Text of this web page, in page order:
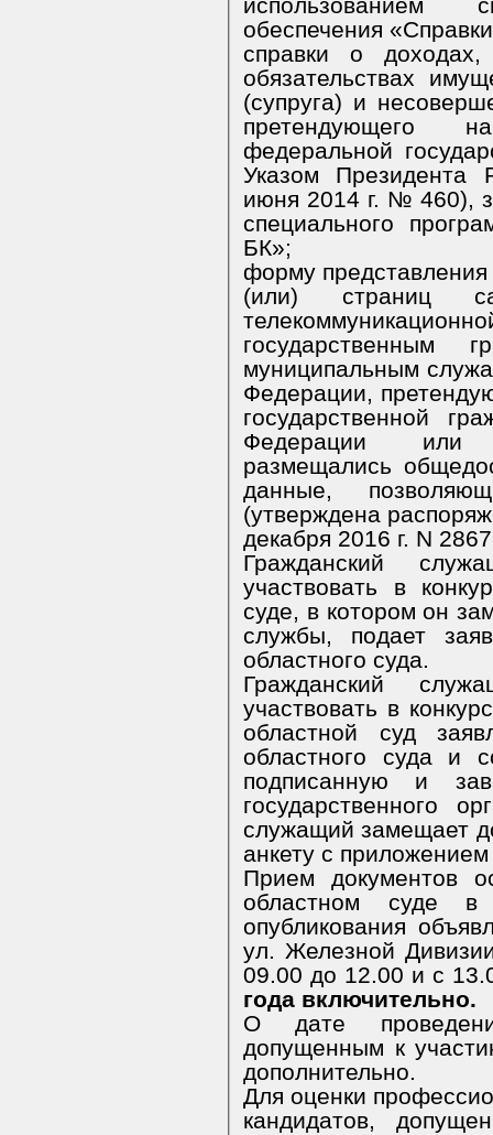
обеспечения
справки о доходах, расходах, об имуществе и
обязательствах
(супруга) и
претендующего на замещение
федеральной
Указом Президента Российской Федерации от 23
июня 2014 г. № 460),
специального
БК»;
форму представления сведений об адресах
(или) страниц сайтов в
государственным
муниципальным служащим,
Федерации,
государственной гражданской службы Российской
Федерации или
размещались общедоступная информация, а также
данные,
(утверждена
декабря 2016 г.
Гражданский
участвовать в конкурсе в Ульяновском областном
суде, в котором он
службы, подает
областного суда.
Гражданский
участвовать в конкурсе представляет в Ульяновский
областной суд
областного суда и
подписанную и заверенную
государственного
служащий замещает должность гражданской службы,
анкету с
Прием документов
областном суде
опубликования
ул. Железной
09.00 до 12.00 и
года включительно.
О дате
допущенным к участию в конкурсе, будет сообщено
дополнительно.
Для оценки
кандидатов,